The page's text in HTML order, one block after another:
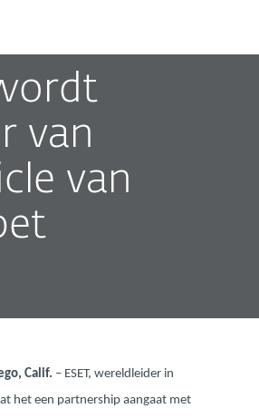
van
van
Calif. – ESET, wereldleider in
het een partnership aangaat met